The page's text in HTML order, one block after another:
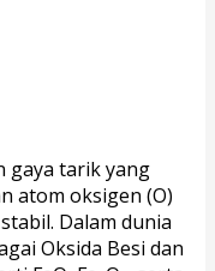
gaya tarik yang
atom oksigen (O)
Dalam dunia
Oksida Besi dan